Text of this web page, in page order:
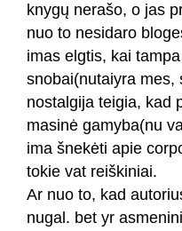
knygų nerašo, o jas
nuo to nesidaro
imas elgtis, kai
snobai(nutaiyra mes,
nostalgija teigia, kad
masinė gamyba(nu
ima šnekėti apie
tokie vat reiškiniai.
Ar nuo to, kad
nugal. bet yr